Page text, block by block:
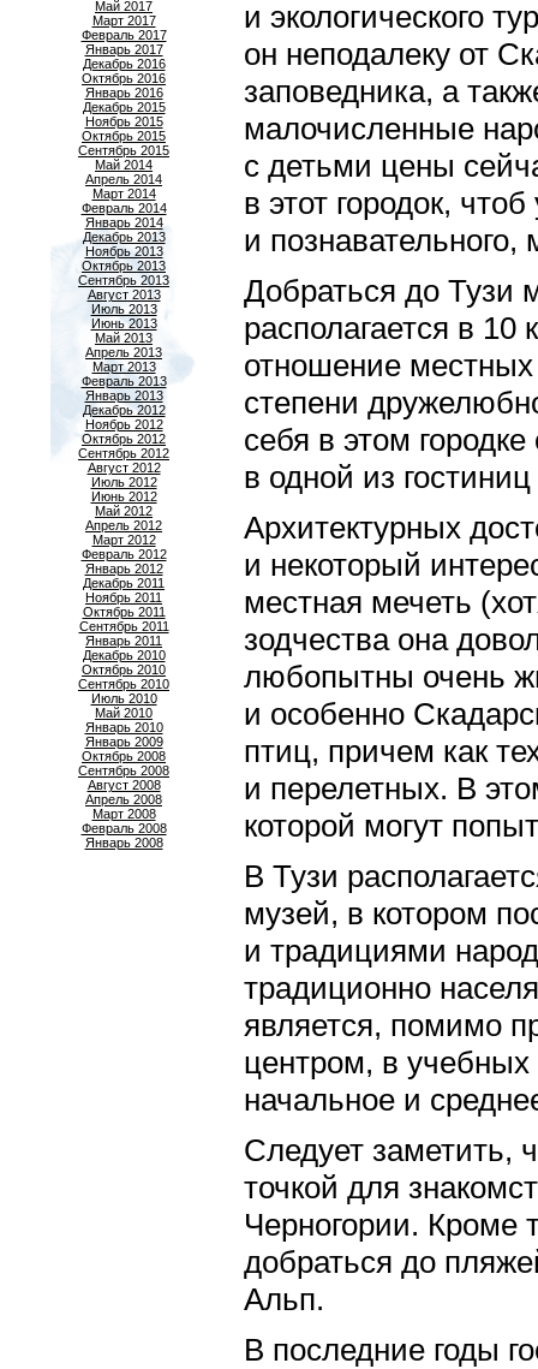
Май 2017
Март 2017
Февраль 2017
Январь 2017
Декабрь 2016
Октябрь 2016
Январь 2016
Декабрь 2015
Ноябрь 2015
Октябрь 2015
Сентябрь 2015
Май 2014
Апрель 2014
Март 2014
Февраль 2014
Январь 2014
Декабрь 2013
Ноябрь 2013
Октябрь 2013
Сентябрь 2013
Август 2013
Июль 2013
Июнь 2013
Май 2013
Апрель 2013
Март 2013
Февраль 2013
Январь 2013
Декабрь 2012
Ноябрь 2012
Октябрь 2012
Сентябрь 2012
Август 2012
Июль 2012
Июнь 2012
Май 2012
Апрель 2012
Март 2012
Февраль 2012
Январь 2012
Декабрь 2011
Ноябрь 2011
Октябрь 2011
Сентябрь 2011
Январь 2011
Декабрь 2010
Октябрь 2010
Сентябрь 2010
Июль 2010
Май 2010
Январь 2010
Январь 2009
Октябрь 2008
Сентябрь 2008
Август 2008
Апрель 2008
Март 2008
Февраль 2008
Январь 2008
и экологического
он неподалеку от
заповедника, а
малочисленные
с детьми цены
в этот городок,
и
Добраться до Тузи
располагается в 10
отношение
степени
себя в этом
в одной из
Архитектурных
и некоторый
местная мечеть
зодчества она
любопытны очень
и особенно
птиц, причем как
и перелетных. В
которой могут
В Тузи
музей, в котором
и традициями
традиционно
является, помимо
центром, в учебных
начальное и
Следует заметить,
точкой для
Черногории. Кроме
добраться до
Альп.
В последние годы